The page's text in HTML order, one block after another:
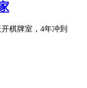
棋牌室，4年冲到